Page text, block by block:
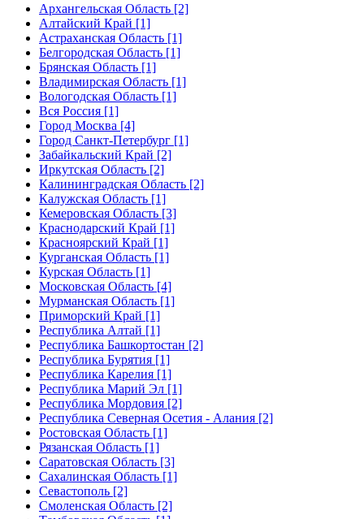
Архангельская Область [2]
Алтайский Край [1]
Астраханская Область [1]
Белгородская Область [1]
Брянская Область [1]
Владимирская Область [1]
Вологодская Область [1]
Вся Россия [1]
Город Москва [4]
Город Санкт-Петербург [1]
Забайкальский Край [2]
Иркутская Область [2]
Калининградская Область [2]
Калужская Область [1]
Кемеровская Область [3]
Краснодарский Край [1]
Красноярский Край [1]
Курганская Область [1]
Курская Область [1]
Московская Область [4]
Мурманская Область [1]
Приморский Край [1]
Республика Алтай [1]
Республика Башкортостан [2]
Республика Бурятия [1]
Республика Карелия [1]
Республика Марий Эл [1]
Республика Мордовия [2]
Республика Северная Осетия - Алания [2]
Ростовская Область [1]
Рязанская Область [1]
Саратовская Область [3]
Сахалинская Область [1]
Севастополь [2]
Смоленская Область [2]